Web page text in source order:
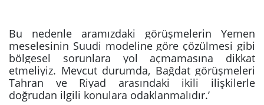
Bu nedenle aramızdaki görüşmelerin Yemen
meselesinin Suudi modeline göre çözülmesi gibi
bölgesel sorunlara yol açmamasına dikkat
etmeliyiz. Mevcut durumda, Bağdat görüşmeleri
Tahran ve Riyad arasındaki ikili ilişkilerle
doğrudan ilgili konulara odaklanmalıdır.’